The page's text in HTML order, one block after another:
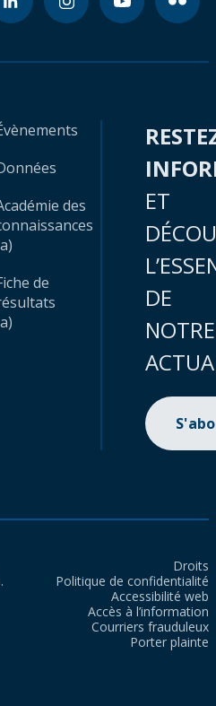
des
de
ET
DE
NOTRE
Droits
Politique de confidentialité
Accessibilité web
Accès à l’information
Courriers frauduleux
Porter plainte